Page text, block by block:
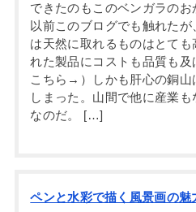
できたのもこのベンガラの
以前このブログでも触れた
は天然に取れるものはとて
れた製品にコストも品質も
こちら→）しかも肝心の銅山
しまった。山間で他に産業
なのだ。 […]
ペンと水彩で描く風景画の魅